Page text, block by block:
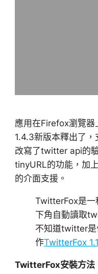
應用在Firefox瀏覽
1.4.3新版本釋出了
改寫了twitter api的
tinyURL的功能，加
的介面支援。
TwitterFox是一
下角自動讀取
不知道twitter是
作TwitterFox
TwitterFox安裝方法